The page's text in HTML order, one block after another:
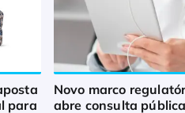
para
Novo marco
abre consulta